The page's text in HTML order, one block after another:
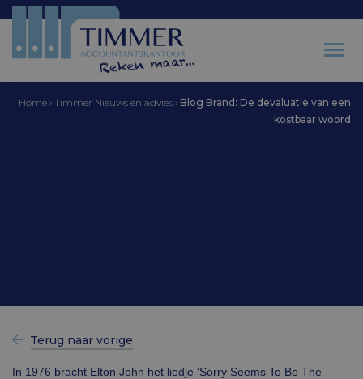
Home › Timmer Nieuws en advies › Blog Brand: De devaluatie van een
kostbaar woord
Terug naar vorige
In 1976 bracht Elton John het liedje ‘Sorry Seems To Be The